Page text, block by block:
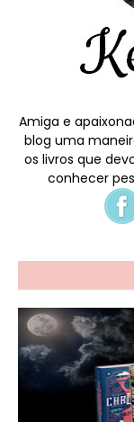
Amiga e
blog uma
os livros que
conhecer